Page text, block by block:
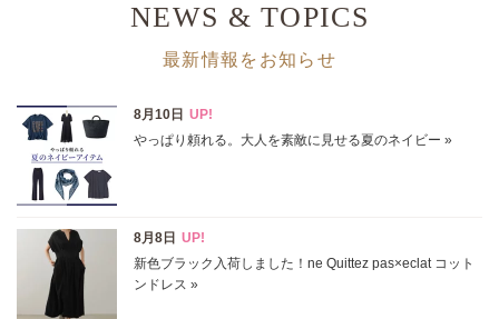
カテゴリ インテリア･雑貨
サイズ
掲載雑誌
NEWS & TOPICS
最新情報をお知らせ